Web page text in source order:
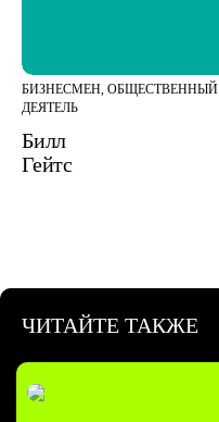
БИЗНЕСМЕН, ОБЩЕСТВЕННЫЙ
ДЕЯТЕЛЬ
Билл
Гейтс
ЧИТАЙТЕ ТАКЖЕ